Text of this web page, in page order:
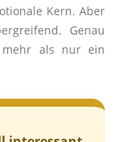
Kern. Aber
Genau
mehr als nur ein